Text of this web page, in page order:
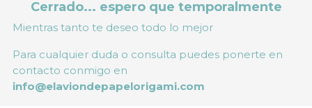
Cerrado... espero que temporalmente
Mientras tanto te deseo todo lo mejor
Para cualquier duda o consulta puedes ponerte en
contacto conmigo en
info@elaviondepapelorigami.com